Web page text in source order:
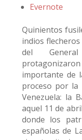
Evernote
Quinientos
indios
del
importante de
proceso por la
Venezuela: la
aquel 11 de
donde los
españolas de